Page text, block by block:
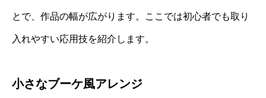
とで、作品の幅が広がります。ここでは初心者でも取り
入れやすい応用技を紹介します。
小さなブーケ風アレンジ